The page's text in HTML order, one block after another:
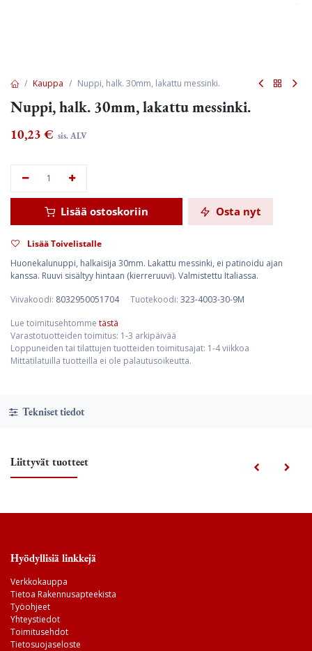
Kauppa Nuppi, halk. 30mm, lakattu messinki.
Nuppi, halk. 30mm, lakattu messinki.
10,23 € sis. ALV
Lisää ostoskoriin Osta nyt
Lisää Toivelistalle
Huonekalunuppi, halkaisija 30mm. Lakattu messinki, ei patinoidu ajan
kanssa. Ruuvi sisältyy hintaan (kierreruuvi). Valmistettu Italiassa.
Viivakoodi: 8032950051704 Tuotekoodi: 323-4003-30-9M
Lue toimitusehtomme tästä
Varastotuotteiden toimitus: 1-3 arkipäivää
Loppuneiden tai tilattujen tuotteiden toimitusajat: 1-4 viikkoa
Mittatilatuilla tuotteilla ei ole palautusoikeutta.
Tekniset tiedot
Liittyvät tuotteet
Hyödyllisiä linkkejä
Verkkokauppa
Tietoa Rakennusapteekista
Työohjeet
Yhteystiedot
Toimitusehdot
Tietosuojaseloste